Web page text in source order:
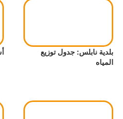
بلدية نابلس: جدول توزيع
المياه